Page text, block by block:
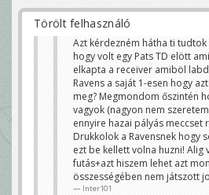
Törölt felhasználó
Azt kérdezném hátha ti
hogy volt egy Pats TD elött
elkapta a receiver amiböl
Ravens a saját 1-esen hogy
meg? Megmondom őszintén
vagyok (nagyon nem
ennyire hazai pályás meccset
Drukkolok a Ravensnek hogy
ezt be kellett volna huzni! Alig
futás+azt hiszem lehet azt
összességében nem játszott
Inter101